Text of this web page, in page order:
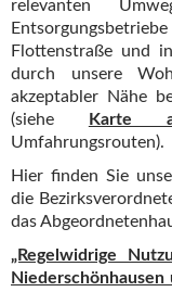
relevanten
Flottenstraße und
durch unsere
akzeptabler Nähe
(siehe
Karte
Umfahrungsrouten).
Hier finden Sie
die
das
„Regelwidrige